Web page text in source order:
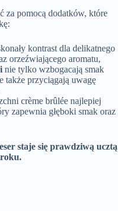
za pomocą dodatków, które
kontrast dla delikatnego
orzeźwiającego aromatu,
nie tylko wzbogacają smak
także przyciągają uwagę
crème brûlée najlepiej
zapewnia głęboki smak oraz
staje się prawdziwą ucztą